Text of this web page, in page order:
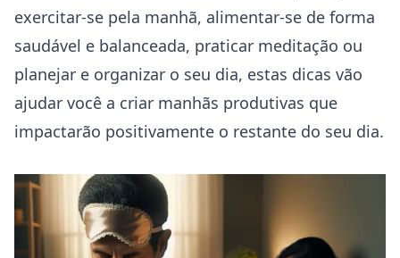
exercitar-se pela manhã, alimentar-se de forma
saudável e balanceada, praticar meditação ou
planejar e organizar o seu dia, estas dicas vão
ajudar você a criar manhãs produtivas que
impactarão positivamente o restante do seu dia.